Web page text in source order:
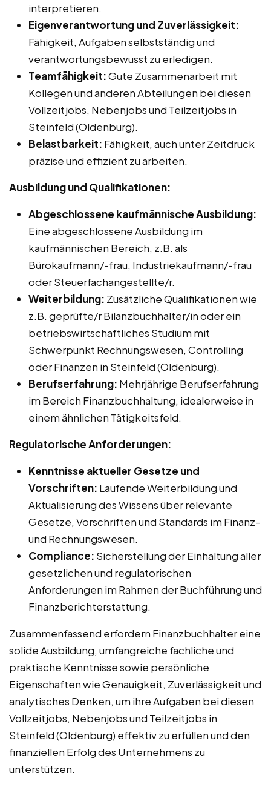
interpretieren.
Eigenverantwortung und Zuverlässigkeit:
Fähigkeit, Aufgaben selbstständig und
verantwortungsbewusst zu erledigen.
Teamfähigkeit:Gute Zusammenarbeit mit
Kollegen und anderen Abteilungen bei diesen
Vollzeitjobs, Nebenjobs und Teilzeitjobs in
Steinfeld (Oldenburg).
Belastbarkeit: Fähigkeit, auch unter Zeitdruck
präzise und effizient zu arbeiten.
Ausbildung und Qualifikationen:
Abgeschlossene kaufmännische Ausbildung:
Eine abgeschlossene Ausbildung im
kaufmännischen Bereich, z.B. als
Bürokaufmann/-frau, Industriekaufmann/-frau
oder Steuerfachangestellte/r.
Weiterbildung: Zusätzliche Qualifikationen wie
z.B. geprüfte/r Bilanzbuchhalter/in oder ein
betriebswirtschaftliches Studium mit
Schwerpunkt Rechnungswesen, Controlling
oder Finanzen in Steinfeld (Oldenburg).
Berufserfahrung: Mehrjährige Berufserfahrung
im Bereich Finanzbuchhaltung, idealerweise in
einem ähnlichen Tätigkeitsfeld.
Regulatorische Anforderungen:
Kenntnisse aktueller Gesetze und
Vorschriften: Laufende Weiterbildung und
Aktualisierung des Wissens über relevante
Gesetze, Vorschriften und Standards im Finanz-
und Rechnungswesen.
Compliance: Sicherstellung der Einhaltung aller
gesetzlichen und regulatorischen
Anforderungen im Rahmen der Buchführung und
Finanzberichterstattung.
Zusammenfassend erfordern Finanzbuchhalter eine
solide Ausbildung, umfangreiche fachliche und
praktische Kenntnisse sowie persönliche
Eigenschaften wie Genauigkeit, Zuverlässigkeit und
analytisches Denken, um ihre Aufgaben bei diesen
Vollzeitjobs, Nebenjobs und Teilzeitjobs in
Steinfeld (Oldenburg) effektiv zu erfüllen und den
finanziellen Erfolg des Unternehmens zu
unterstützen.